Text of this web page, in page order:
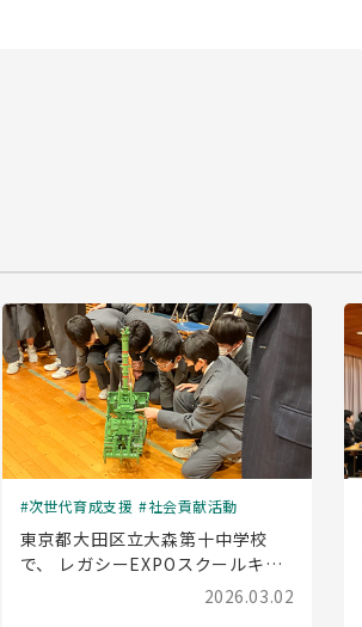
次世代育成支援 社会貢献活動
東京都大田区立大森第十中学校
で、 レガシーEXPOスクールキャ
ラバン(出前授業)を実施しました
2026.03.02